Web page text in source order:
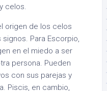
celos.
origen de los celos
Para Escorpio,
en el miedo a ser
persona. Pueden
con sus parejas y
Piscis, en cambio,